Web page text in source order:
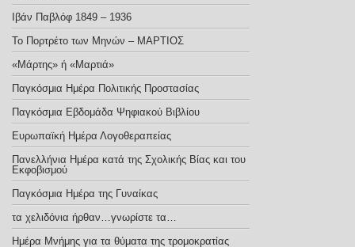
Ιβάν Παβλόφ 1849 – 1936
Το Πορτρέτο των Μηνών – ΜΑΡΤΙΟΣ
«Μάρτης» ή «Μαρτιά»
Παγκόσμια Ημέρα Πολιτικής Προστασίας
Παγκόσμια Εβδομάδα Ψηφιακού Βιβλίου
Ευρωπαϊκή Ημέρα Λογοθεραπείας
Πανελλήνια Ημέρα κατά της Σχολικής Βίας και του
Εκφοβισμού
Παγκόσμια Ημέρα της Γυναίκας
τα χελιδόνια ήρθαν…γνωρίστε τα…
Ημέρα Μνήμης για τα θύματα της τρομοκρατίας